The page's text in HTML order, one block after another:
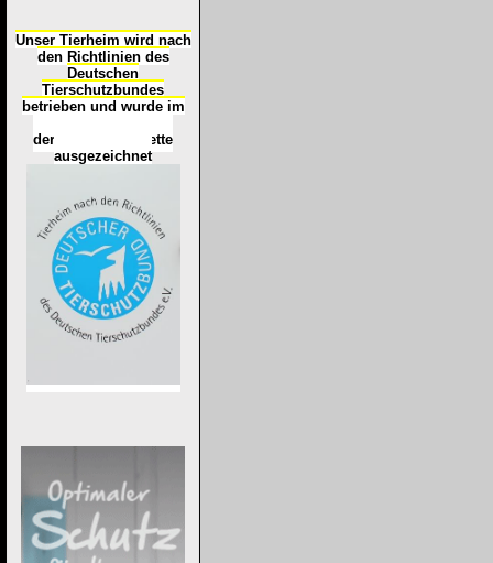
Unser Tierheim wird nach
den Richtlinien des
Deutschen
Tierschutzbundes
betrieben und wurde im
der
Tierheimplakette
ausgezeichnet